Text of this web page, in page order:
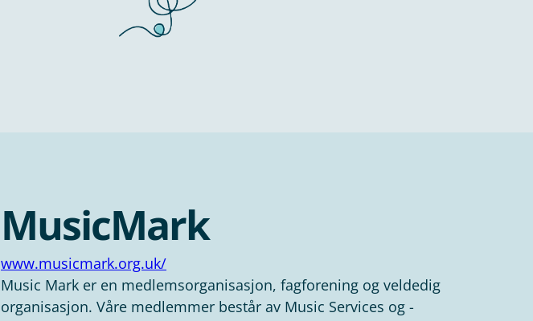
MusicMark
www.musicmark.org.uk/
Music Mark er en medlemsorganisasjon, fagforening og veldedig
organisasjon. Våre medlemmer består av Music Services og -